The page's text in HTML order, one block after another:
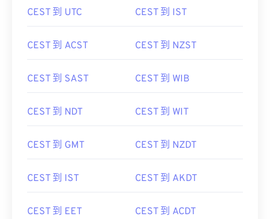
CEST 到 UTC CEST 到 IST
CEST 到 ACST CEST 到 NZST
CEST 到 SAST CEST 到 WIB
CEST 到 NDT CEST 到 WIT
CEST 到 GMT CEST 到 NZDT
CEST 到 IST CEST 到 AKDT
CEST 到 EET CEST 到 ACDT